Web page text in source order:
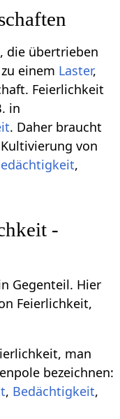
die übertrieben
einem Laster,
Feierlichkeit
in
. Daher braucht
von
,
-
Gegenteil. Hier
Feierlichkeit,
man
bezeichnen:
, Bedächtigkeit,